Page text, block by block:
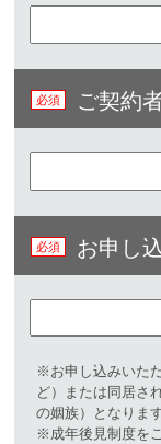
ご契約
お申し
※お申し込みいた
ど）または同居さ
の姻族）となります
※成年後見制度を